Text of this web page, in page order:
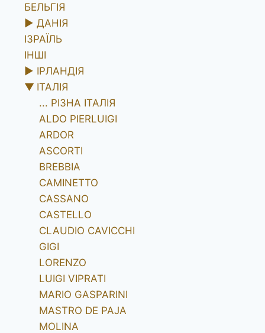
БЕЛЬГІЯ
► ДАНІЯ
ІЗРАЇЛЬ
ІНШІ
► ІРЛАНДІЯ
▼ ІТАЛІЯ
... РІЗНА ІТАЛІЯ
ALDO PIERLUIGI
ARDOR
ASCORTI
BREBBIA
CAMINETTO
CASSANO
CASTELLO
CLAUDIO CAVICCHI
GIGI
LORENZO
LUIGI VIPRATI
MARIO GASPARINI
MASTRO DE PAJA
MOLINA